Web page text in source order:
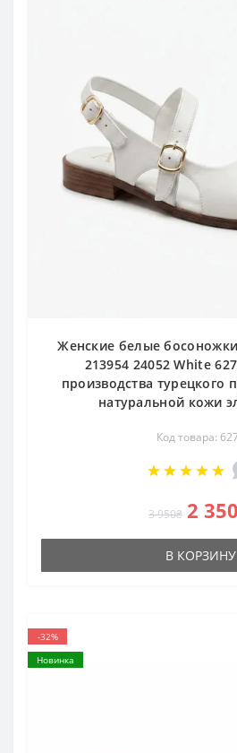
Женские белые
213954 24052 White
производства турецкого
натуральной кожи
Код товара:
3 950₴ 2
В КОРЗИНУ
-32%
Новинка